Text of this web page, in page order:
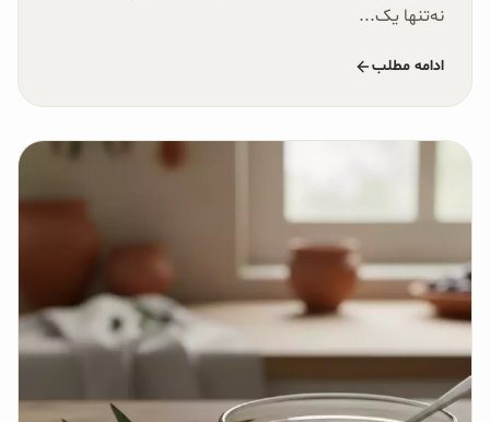
نه‌تنها یک...
ادامه مطلب